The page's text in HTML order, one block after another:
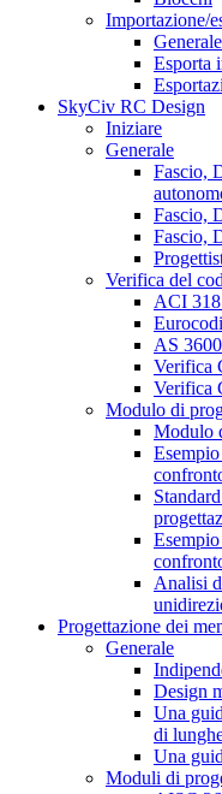
Importazione/
Generale
Esporta
SkyCiv RC Design
Iniziare
Generale
Fascio,
Fascio,
Fascio,
Verifica del
ACI
AS
Verifica
Verifica
Modulo di
Modulo
Analisi
Progettazione dei
Generale
Design
Una
di
Una
Moduli di